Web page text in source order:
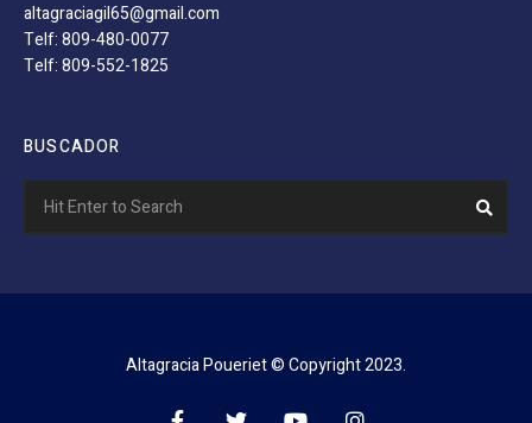
altagraciagil65@gmail.com
Telf: 809-480-0077
Telf: 809-552-1825
BUSCADOR
for:
Altagracia Poueriet © Copyright 2023.